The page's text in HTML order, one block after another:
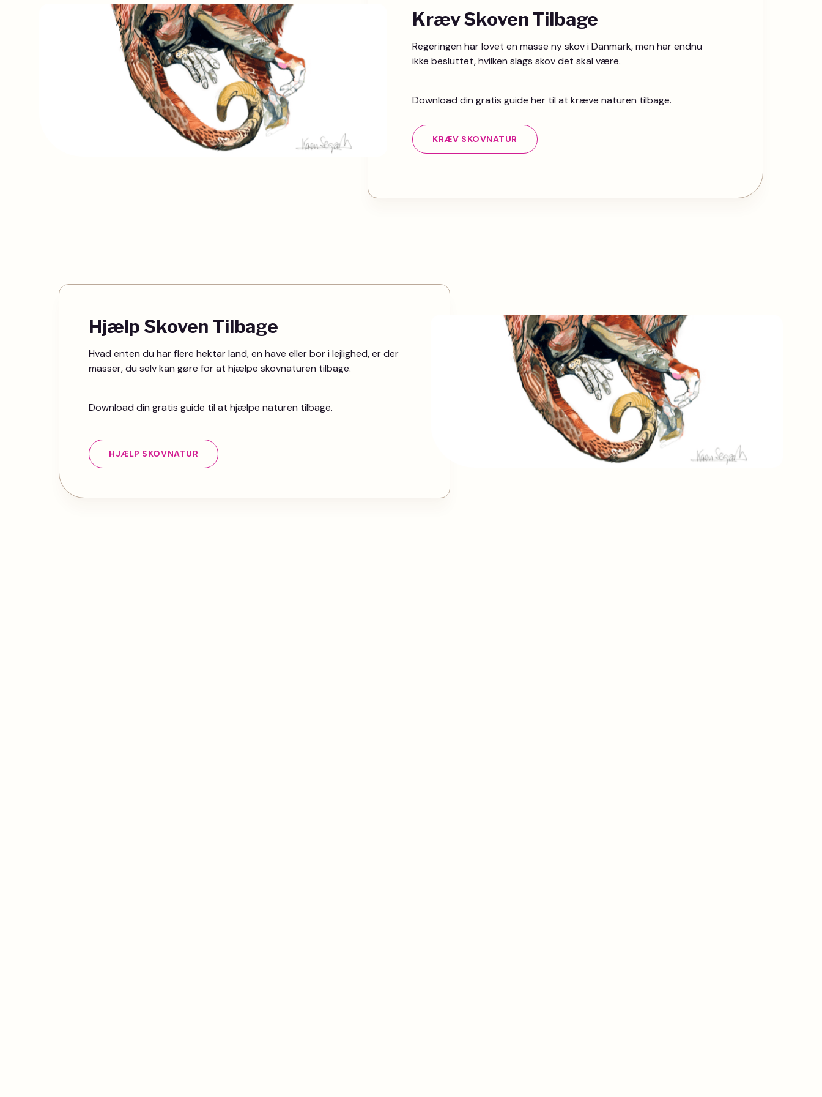
Kræv Skoven Tilbage
Regeringen har lovet en masse ny skov i Danmark, men har endnu
ikke besluttet, hvilken slags skov det skal være.
Download din gratis guide her til at kræve naturen tilbage.
KRÆV SKOVNATUR
Hjælp Skoven Tilbage
Hvad enten du har flere hektar land, en have eller bor i lejlighed, er der
masser, du selv kan gøre for at hjælpe skovnaturen tilbage.
Download din gratis guide til at hjælpe naturen tilbage.
HJÆLP SKOVNATUR